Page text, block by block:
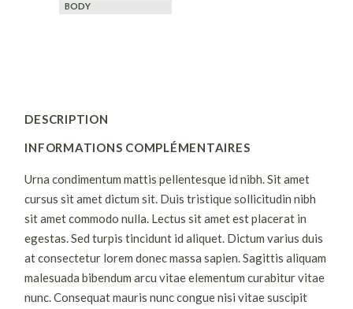
BODY
DESCRIPTION
INFORMATIONS COMPLÉMENTAIRES
Urna condimentum mattis pellentesque id nibh. Sit amet
cursus sit amet dictum sit. Duis tristique sollicitudin nibh
sit amet commodo nulla. Lectus sit amet est placerat in
egestas. Sed turpis tincidunt id aliquet. Dictum varius duis
at consectetur lorem donec massa sapien. Sagittis aliquam
malesuada bibendum arcu vitae elementum curabitur vitae
nunc. Consequat mauris nunc congue nisi vitae suscipit